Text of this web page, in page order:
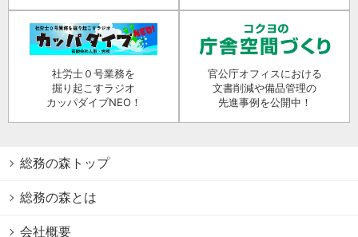
社労士０号業務を
掘り起こすラジオ
カッパダイブNEO！
官公庁オフィスにおける
文書削減や備品管理の
先進事例を公開中！
総務の森トップ
総務の森とは
会社概要